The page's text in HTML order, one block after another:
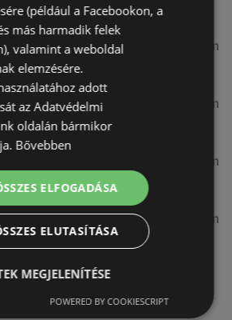
3,31 km
3,32 km
3,41 km
3,58 km
(például a Facebookon, a
más harmadik felek
valamint a weboldal
elemzésére.
adott
az Adatvédelmi
oldalán bármikor
Bővebben
ELFOGADÁSA
ELUTASÍTÁSA
MEGJELENÍTÉSE
POWERED BY COOKIESCRIPT